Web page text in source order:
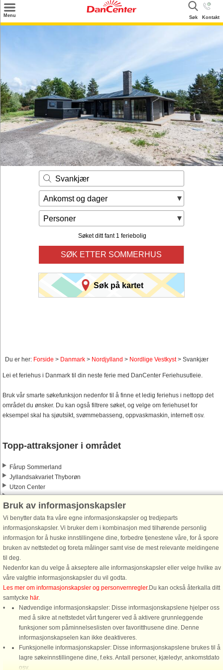
Menu Kontakt
Søk
Info
Service
Kontakt
Eier login
Svankjær
Ankomst og dager
Personer
Søket ditt fant 1 feriebolig
SØK ETTER SOMMERHUS
Søk på kartet
Du er her: Forside > Danmark > Nordjylland > Nordlige Vestkyst> Svankjær
Lei et feriehus i Danmark til din neste ferie med DanCenter Feriehusutleie.
Bruk vår smarte søkefunksjon nedenfor til å finne et ledig feriehus i nettopp det
området du ønsker. Du kan også filtrere søket, og velge om feriehuset for
eksempel skal ha sjøutsikt, svømmebasseng, oppvaskmaskin, internett osv.
Topp-attraksjoner i området
Fårup Sommerland
Jyllandsakvariet Thyborøn
Utzon Center
Maritimt Oplevelsescenter
Kunstens Museum Of Modern Art
Ørnereservatet
Family Farm Fun Park
Action House
Middelaldercenteret
Museumscenter Hanstholm
Kystcenteret Thyborøn
DanCenter A/S - Kronprinsensgade 3, 2. - 1114 København K - Danmark
Tel.: +45 70 13 00 00 - Bankforbindelse: Danske Bank/Oslo Kontonr. 9760 05 01
Bruk av informasjonskapsler
Vi benytter data fra våre egne informasjonskapsler og tredjeparts
informasjonskapsler. Vi bruker dem i kombinasjon med tilhørende personlig
informasjon for å huske innstillingene dine, forbedre tjenestene våre, for å spore
bruken av nettstedet og foreta målinger samt vise de mest relevante meldingene
til deg.
Nedenfor kan du velge å akseptere alle informasjonskapsler eller velge hvilke av
våre valgfrie informasjonskapsler du vil godta.
Les mer om informasjonskapsler og personvernregler.Du kan också återkalla ditt
samtycke här.
Nødvendige informasjonskapsler: Disse informasjonskapslene hjelper oss
med å sikre at nettstedet vårt fungerer ved å aktivere grunnleggende
funksjoner som påminnelseslisten over favoritthusene dine. Denne
informasjonskapselen kan ikke deaktiveres.
Funksjonelle informasjonskapsler: Disse informasjonskapslene brukes til å
lagre søkeinnstillingene dine, f.eks. Antall personer, kjæledyr, ankomstdato
osv.